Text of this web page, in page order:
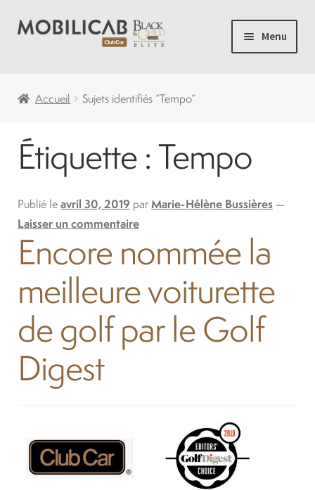
Aller
Aller
Menu
Voiturette de Golf
Voiturettes Neuves
Ouvrir
Pièces
menu
enfant
Solde
Location
À propos
Carrières
Accueil Sujets identifiés “Tempo”
Étiquette :Tempo
Publié leavril 30, 2019 parMarie-Hélène Bussières —
Laisser un commentaire
Encore nommée la
meilleure voiturette
de golf par le Golf
Digest